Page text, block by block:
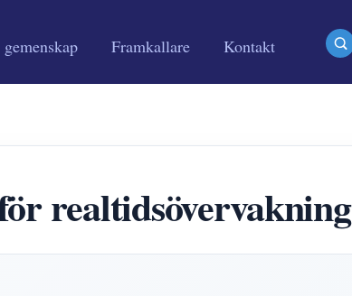
gemenskap Framkallare Kontakt
realtidsövervakning